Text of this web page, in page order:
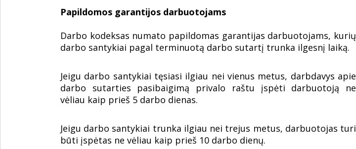
Papildomos garantijos darbuotojams
Darbo kodeksas numato papildomas garantijas darbuotojams, kurių
darbo santykiai pagal terminuotą darbo sutartį trunka ilgesnį laiką.
Jeigu darbo santykiai tęsiasi ilgiau nei vienus metus, darbdavys apie
darbo sutarties pasibaigimą privalo raštu įspėti darbuotoją ne
vėliau kaip prieš 5 darbo dienas.
Jeigu darbo santykiai trunka ilgiau nei trejus metus, darbuotojas turi
būti įspėtas ne vėliau kaip prieš 10 darbo dienų.